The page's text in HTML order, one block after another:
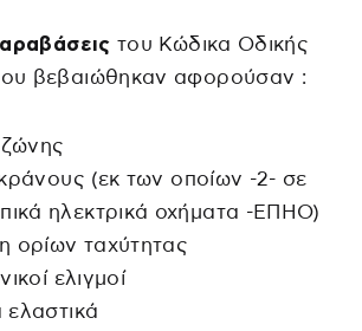
του Κώδικα Οδικής
βεβαιώθηκαν αφορούσαν :
(εκ των οποίων -2- σε
ηλεκτρικά οχήματα -ΕΠΗΟ)
ορίων ταχύτητας
ελιγμοί